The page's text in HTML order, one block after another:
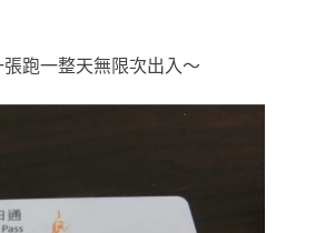
跑一整天無限次出入～